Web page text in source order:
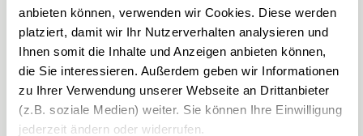
anbieten können, verwenden wir Cookies. Diese werden
platziert, damit wir Ihr Nutzerverhalten analysieren und
Ihnen somit die Inhalte und Anzeigen anbieten können,
die Sie interessieren. Außerdem geben wir Informationen
zu Ihrer Verwendung unserer Webseite an Drittanbieter
(z.B. soziale Medien) weiter. Sie können Ihre Einwilligung
jederzeit ändern oder widerrufen.
tansania@erlebe.de